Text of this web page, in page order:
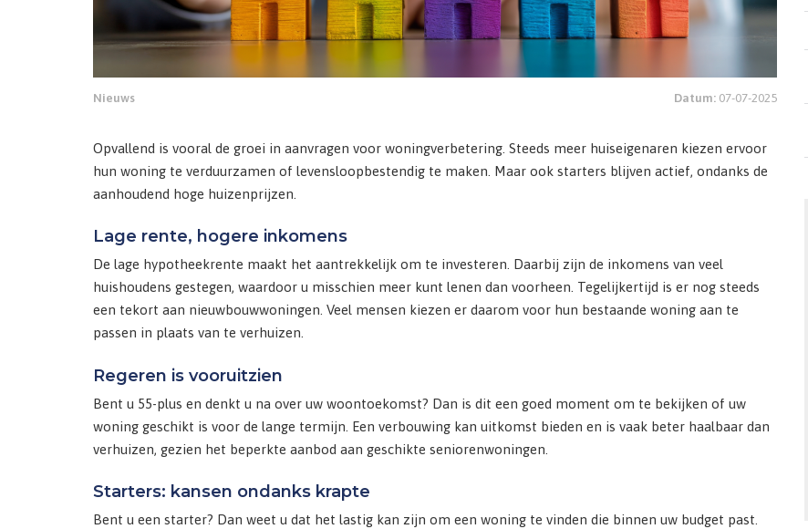
Nieuws Datum: 07-07-2025
Opvallend is vooral de groei in aanvragen voor woningverbetering. Steeds meer huiseigenaren kiezen ervoor
hun woning te verduurzamen of levensloopbestendig te maken. Maar ook starters blijven actief, ondanks de
aanhoudend hoge huizenprijzen.
Lage rente, hogere inkomens
De lage hypotheekrente maakt het aantrekkelijk om te investeren. Daarbij zijn de inkomens van veel
huishoudens gestegen, waardoor u misschien meer kunt lenen dan voorheen. Tegelijkertijd is er nog steeds
een tekort aan nieuwbouwwoningen. Veel mensen kiezen er daarom voor hun bestaande woning aan te
passen in plaats van te verhuizen.
Regeren is vooruitzien
Bent u 55-plus en denkt u na over uw woontoekomst? Dan is dit een goed moment om te bekijken of uw
woning geschikt is voor de lange termijn. Een verbouwing kan uitkomst bieden en is vaak beter haalbaar dan
verhuizen, gezien het beperkte aanbod aan geschikte seniorenwoningen.
Starters: kansen ondanks krapte
Bent u een starter? Dan weet u dat het lastig kan zijn om een woning te vinden die binnen uw budget past.